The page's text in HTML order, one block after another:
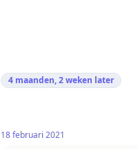
4 maanden, 2 weken later
18 februari 2021